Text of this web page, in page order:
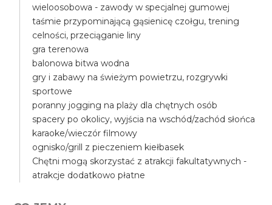
wieloosobowa - zawody w specjalnej gumowej
taśmie przypominającą gąsienicę czołgu, trening
celności, przeciąganie liny
gra terenowa
balonowa bitwa wodna
gry i zabawy na świeżym powietrzu, rozgrywki
sportowe
poranny jogging na plaży dla chętnych osób
spacery po okolicy, wyjścia na wschód/zachód słońca
karaoke/wieczór filmowy
ognisko/grill z pieczeniem kiełbasek
Chętni mogą skorzystać z atrakcji fakultatywnych -
atrakcje dodatkowo płatne